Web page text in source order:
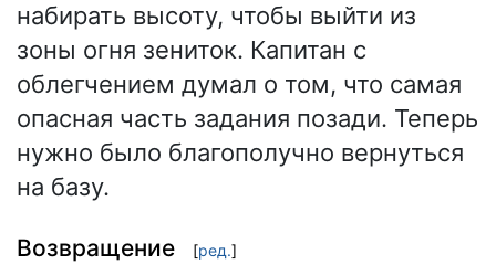
набирать высоту, чтобы выйти из
зоны огня зениток. Капитан с
облегчением думал о том, что самая
опасная часть задания позади. Теперь
нужно было благополучно вернуться
на базу.
Возвращение [ред.]